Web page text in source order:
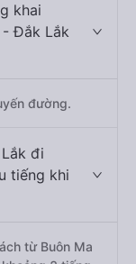
khai
- Đắk Lắk
đường.
đi
tiếng khi
từ Buôn Ma